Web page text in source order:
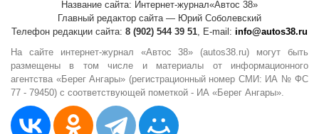
Название сайта: Интернет-журнал«Автос 38»
Главный редактор сайта — Юрий Соболевский
Телефон редакции сайта: 8 (902) 544 39 51, E-mail: info@autos38.ru
На сайте интернет-журнал «Автос 38» (autos38.ru) могут быть
размещены в том числе и материалы от информационного
агентства «Берег Ангары» (регистрационный номер СМИ: ИА № ФС
77 - 79450) с соответствующей пометкой - ИА «Берег Ангары».